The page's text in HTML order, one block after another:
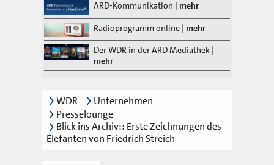
ARD-Kommunikation | mehr
Radioprogramm online | mehr
Der WDR in der ARD Mediathek
mehr
WDR
Unternehmen
Presselounge
Blick ins Archiv:: Erste Zeichnungen des
Elefanten von Friedrich Streich